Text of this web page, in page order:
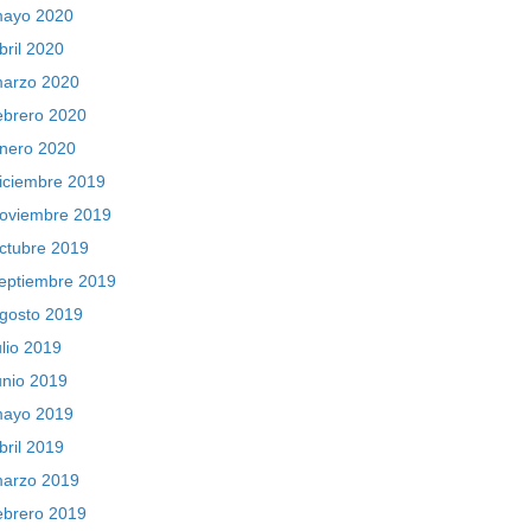
2020
2020
2020
2020
2020
2019
2019
2019
2019
2019
2019
2019
2019
2019
2019
2019